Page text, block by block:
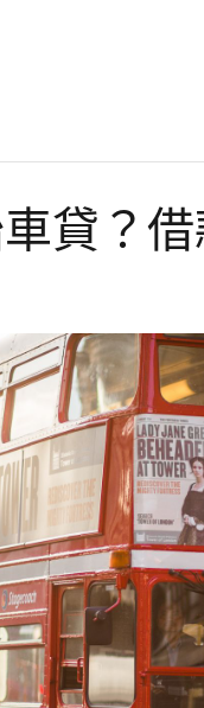
貸？